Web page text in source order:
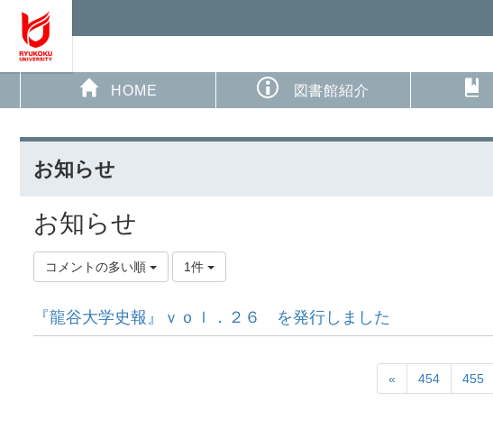
HOME 図書館紹介
お知らせ
お知らせ
コメントの多い順 1件
『龍谷大学史報』ｖｏｌ．２６ を発行しました
« 454 455